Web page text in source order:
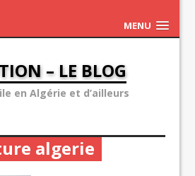
MENU
– LE BLOG
en Algérie et d’ailleurs
algerie